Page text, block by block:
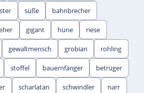
süße bahnbrecher
gigant hüne riese
gewaltmensch grobian rohling
stoffel bauernfänger betrüger
scharlatan schwindler narr